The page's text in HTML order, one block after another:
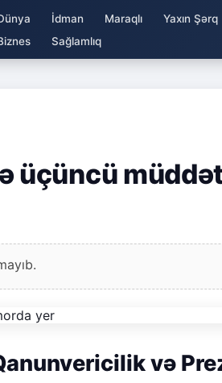
İdman Maraqlı Yaxın Şərq
Sağlamlıq
üçüncü
və